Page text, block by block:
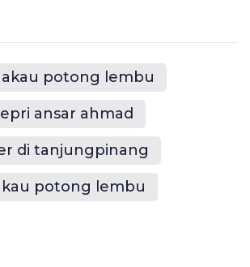
akau potong lembu
ansar ahmad
di tanjungpinang
potong lembu